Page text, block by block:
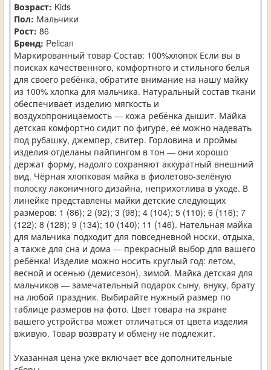
Возраст: Kids
Пол: Мальчики
Рост: 86
Бренд: Pelican
Маркированный товар Состав: 100%хлопок Если вы в
поисках качественного, комфортного и стильного белья
для своего ребёнка, обратите внимание на нашу майку
из 100% хлопка для мальчика. Натуральный состав ткани
обеспечивает изделию мягкость и
воздухопроницаемость — кожа ребёнка дышит. Майка
детская комфортно сидит по фигуре, её можно надевать
под рубашку, джемпер, свитер. Горловина и проймы
изделия отделаны пайпингом в тон — они хорошо
держат форму, надолго сохраняют аккуратный внешний
вид. Чёрная хлопковая майка в фиолетово-зелёную
полоску лаконичного дизайна, неприхотлива в уходе. В
линейке представлены майки детские следующих
размеров: 1 (86); 2 (92); 3 (98); 4 (104); 5 (110); 6 (116); 7
(122); 8 (128); 9 (134); 10 (140); 11 (146). Нательная майка
для мальчика подходит для повседневной носки, отдыха,
а также для сна и дома — прекрасный выбор для вашего
ребёнка! Изделие можно носить круглый год: летом,
весной и осенью (демисезон), зимой. Майка детская для
мальчиков — замечательный подарок сыну, внуку, брату
на любой праздник. Выбирайте нужный размер по
таблице размеров на фото. Цвет товара на экране
вашего устройства может отличаться от цвета изделия
вживую. Товар возврату и обмену не подлежит.
Указанная цена уже включает все дополнительные